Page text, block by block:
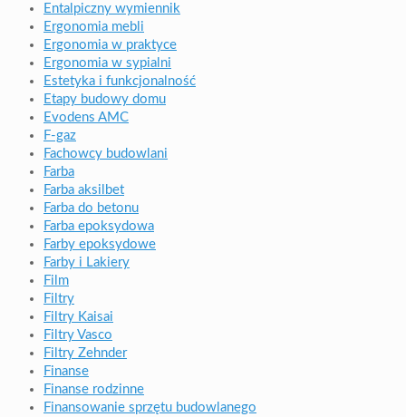
Entalpiczny wymiennik
Ergonomia mebli
Ergonomia w praktyce
Ergonomia w sypialni
Estetyka i funkcjonalność
Etapy budowy domu
Evodens AMC
F-gaz
Fachowcy budowlani
Farba
Farba aksilbet
Farba do betonu
Farba epoksydowa
Farby epoksydowe
Farby i Lakiery
Film
Filtry
Filtry Kaisai
Filtry Vasco
Filtry Zehnder
Finanse
Finanse rodzinne
Finansowanie sprzętu budowlanego